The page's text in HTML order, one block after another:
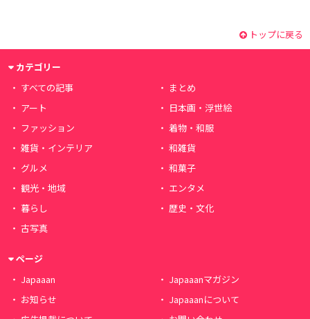
トップに戻る
カテゴリー
すべての記事
まとめ
アート
日本画・浮世絵
ファッション
着物・和服
雑貨・インテリア
和雑貨
グルメ
和菓子
観光・地域
エンタメ
暮らし
歴史・文化
古写真
ページ
Japaaan
Japaaanマガジン
お知らせ
Japaaanについて